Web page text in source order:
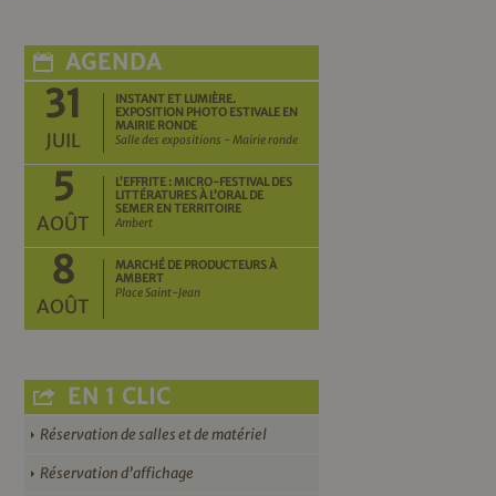
AGENDA
31
JUIL
INSTANT ET LUMIÈRE.
EXPOSITION PHOTO ESTIVALE EN
MAIRIE RONDE
Salle des expositions - Mairie ronde
5
AOÛT
L’EFFRITE : MICRO-FESTIVAL DES
LITTÉRATURES À L’ORAL DE
SEMER EN TERRITOIRE
Ambert
8
AOÛT
MARCHÉ DE PRODUCTEURS À
AMBERT
Place Saint-Jean
EN 1 CLIC
Réservation de salles et de matériel
Réservation d’affichage